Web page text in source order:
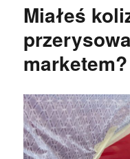
Miałeś
marketem?